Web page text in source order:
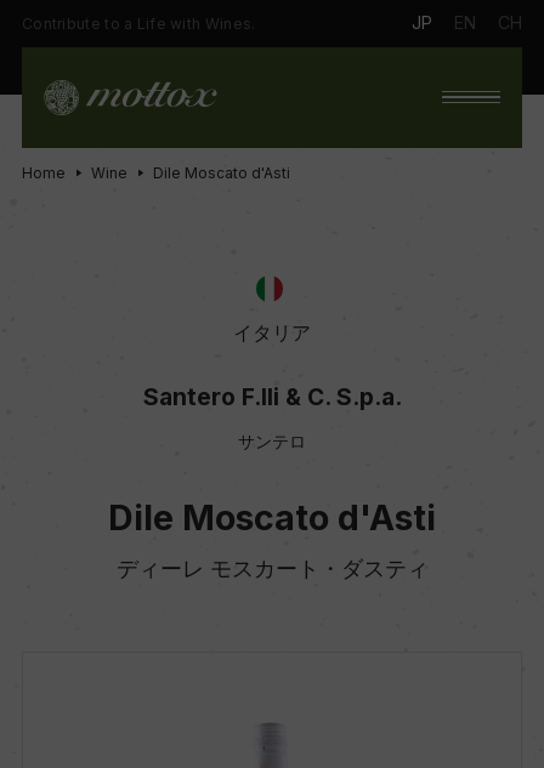
Contribute to a Life with Wines. JP EN CH
Home Wine Dile Moscato d'Asti
イタリア
Santero F.lli & C. S.p.a.
サンテロ
Dile Moscato d'Asti
ディーレ モスカート・ダスティ